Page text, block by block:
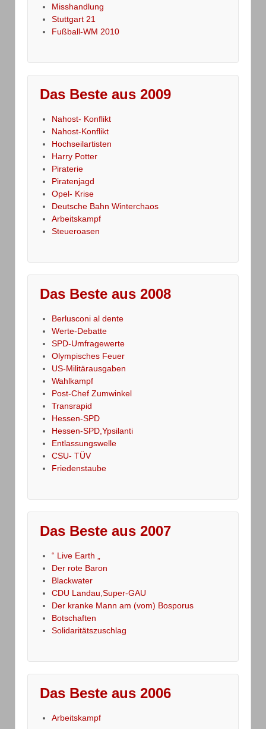
Misshandlung
Stuttgart 21
Fußball-WM 2010
Das Beste aus 2009
Nahost- Konflikt
Nahost-Konflikt
Hochseilartisten
Harry Potter
Piraterie
Piratenjagd
Opel- Krise
Deutsche Bahn Winterchaos
Arbeitskampf
Steueroasen
Das Beste aus 2008
Berlusconi al dente
Werte-Debatte
SPD-Umfragewerte
Olympisches Feuer
US-Militärausgaben
Wahlkampf
Post-Chef Zumwinkel
Transrapid
Hessen-SPD
Hessen-SPD,Ypsilanti
Entlassungswelle
CSU- TÜV
Friedenstaube
Das Beste aus 2007
“ Live Earth „
Der rote Baron
Blackwater
CDU Landau,Super-GAU
Der kranke Mann am (vom) Bosporus
Botschaften
Solidaritätszuschlag
Das Beste aus 2006
Arbeitskampf